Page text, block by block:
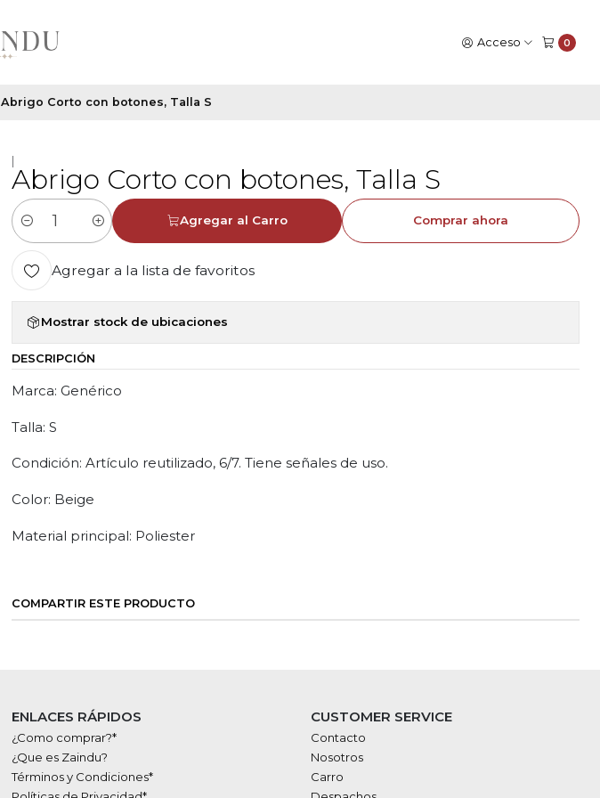
Acceso 0
Abrigo Corto con botones, Talla S
Abrigo Corto con botones, Talla S
Cantidad
Agregar al Carro Comprar ahora
Agregar a la lista de favoritos
Mostrar stock de ubicaciones
DESCRIPCIÓN
Marca: Genérico
Talla: S
Condición: Artículo reutilizado, 6/7. Tiene señales de uso.
Color: Beige
Material principal: Poliester
COMPARTIR ESTE PRODUCTO
ENLACES RÁPIDOS
¿Como comprar?*
¿Que es Zaindu?
Términos y Condiciones*
CUSTOMER SERVICE
Contacto
Nosotros
Carro